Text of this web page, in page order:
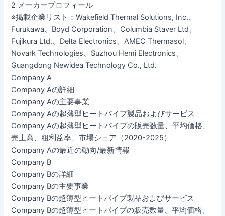
2 メーカープロフィール
※掲載企業リスト：Wakefield Thermal Solutions, Inc.、
Furukawa、Boyd Corporation、Columbia Staver Ltd、
Fujikura Ltd.、Delta Electronics、AMEC Thermasol、
Novark Technologies、Suzhou Hemi Electronics、
Guangdong Newidea Technology Co., Ltd.
Company A
Company Aの詳細
Company Aの主要事業
Company Aの超薄型ヒートパイプ製品およびサービス
Company Aの超薄型ヒートパイプの販売数量、平均価格、
売上高、粗利益率、市場シェア（2020-2025）
Company Aの最近の動向/最新情報
Company B
Company Bの詳細
Company Bの主要事業
Company Bの超薄型ヒートパイプ製品およびサービス
Company Bの超薄型ヒートパイプの販売数量、平均価格、